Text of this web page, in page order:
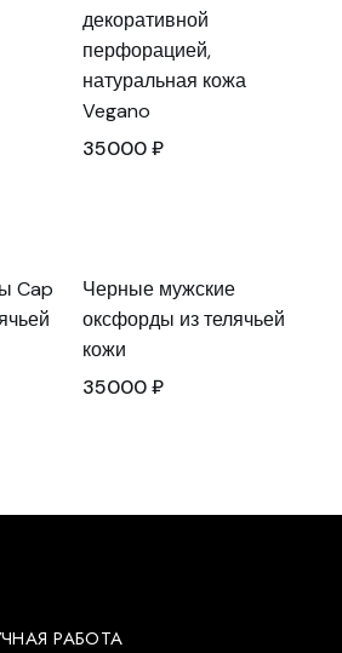
декоративной
перфорацией,
натуральная кожа
Vegano
35000₽
Cap
Черные мужские
оксфорды из телячьей
кожи
35000₽
РАБОТА